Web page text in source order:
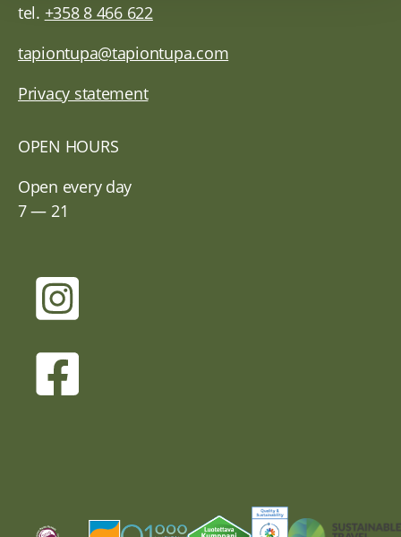
tel. +358 8 466 622
tapiontupa@tapiontupa.com
Privacy statement
OPEN HOURS
Open every day
7 — 21